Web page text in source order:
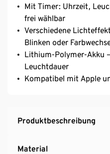
Mit Timer: Uhrzeit,
frei wählbar
Verschiedene
Blinken oder
Lithium-Polymer-Akku
Leuchtdauer
Kompatibel mit Apple
Produktbeschreibung
Material